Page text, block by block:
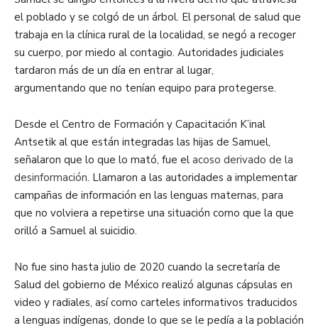
el poblado y se colgó de un árbol. El personal de salud que
trabaja en la clínica rural de la localidad, se negó a recoger
su cuerpo, por miedo al contagio. Autoridades judiciales
tardaron más de un día en entrar al lugar,
argumentando que no tenían equipo para protegerse.
Desde el Centro de Formación y Capacitación K’inal
Antsetik al que están integradas las hijas de Samuel,
señalaron que lo que lo mató, fue el acoso derivado de la
desinformación. Llamaron a las autoridades a implementar
campañas de información en las lenguas maternas, para
que no volviera a repetirse una situación como que la que
orilló a Samuel al suicidio.
No fue sino hasta julio de 2020 cuando la secretaría de
Salud del gobierno de México realizó algunas cápsulas en
video y radiales, así como carteles informativos traducidos
a lenguas indígenas, donde lo que se le pedía a la población